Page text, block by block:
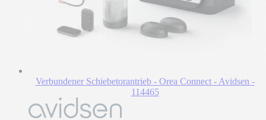
Verbundener Schiebetorantrieb - Orea Connect - Avidsen -
114465